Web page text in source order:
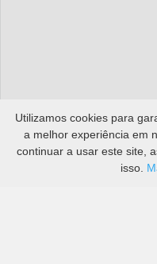
Utilizamos cookies para
a melhor experiência em
continuar a usar este site,
isso.